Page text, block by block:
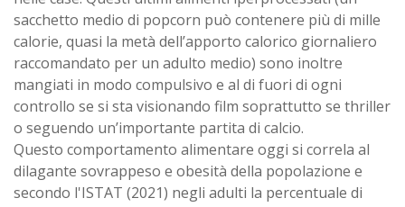
sacchetto medio di popcorn può contenere più di mille
calorie, quasi la metà dell’apporto calorico giornaliero
raccomandato per un adulto medio) sono inoltre
mangiati in modo compulsivo e al di fuori di ogni
controllo se si sta visionando film soprattutto se thriller
o seguendo un’importante partita di calcio.
Questo comportamento alimentare oggi si correla al
dilagante sovrappeso e obesità della popolazione e
secondo l'ISTAT (2021) negli adulti la percentuale di